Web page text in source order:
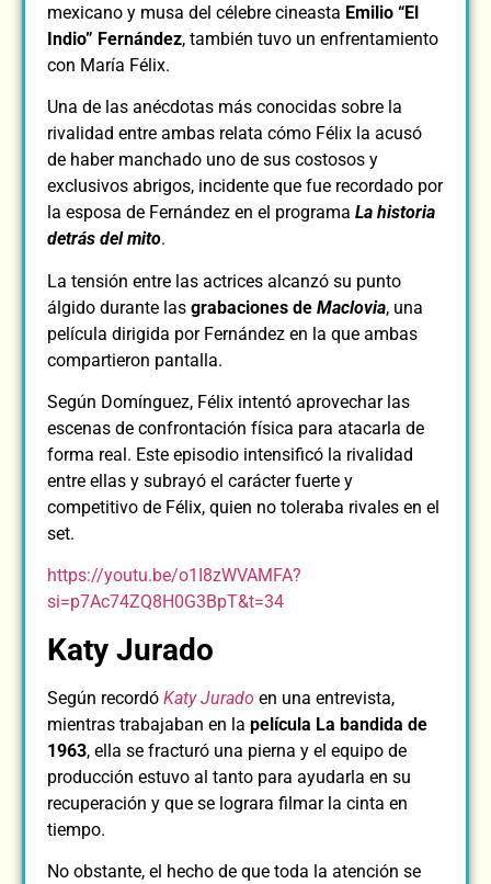
mexicano y musa del célebre cineasta Emilio “El
Indio” Fernández, también tuvo un enfrentamiento
con María Félix.
Una de las anécdotas más conocidas sobre la
rivalidad entre ambas relata cómo Félix la acusó
de haber manchado uno de sus costosos y
exclusivos abrigos, incidente que fue recordado por
la esposa de Fernández en el programa La historia
detrás del mito.
La tensión entre las actrices alcanzó su punto
álgido durante las grabaciones de Maclovia, una
película dirigida por Fernández en la que ambas
compartieron pantalla.
Según Domínguez, Félix intentó aprovechar las
escenas de confrontación física para atacarla de
forma real. Este episodio intensificó la rivalidad
entre ellas y subrayó el carácter fuerte y
competitivo de Félix, quien no toleraba rivales en el
set.
https://youtu.be/o1I8zWVAMFA?
si=p7Ac74ZQ8H0G3BpT&t=34
Katy Jurado
Según recordó Katy Jurado en una entrevista,
mientras trabajaban en la película La bandida de
1963, ella se fracturó una pierna y el equipo de
producción estuvo al tanto para ayudarla en su
recuperación y que se lograra filmar la cinta en
tiempo.
No obstante, el hecho de que toda la atención se